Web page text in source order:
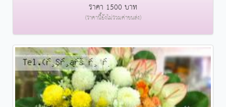
ราคา 1500 บาท
(ราคานี้ยังไม่รวมค่าขนส่ง)